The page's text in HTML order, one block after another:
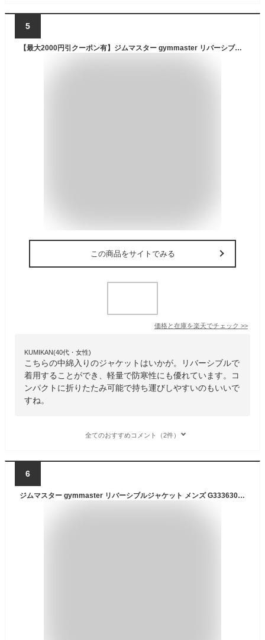
5
【最大2000円引クーポン有】ジムマスター gymmaster リバーシブルジャケット メンズ G333632 リバーシブルマウンテンキルトノーカラージャケット ダウン ジャンパー ウェア アウター トップス ウェア上着 長袖 中綿 防寒 キルティング アパレル 送料無料 あす楽 evid0
この商品をサイトでみる
価格と在庫を楽天でチェック >>
KUMIKAN(40代・女性)
こちらの中綿入りのジャケットはいかが。リバーシブルで
着用することができ、軽量で防寒性にも優れています。コ
ンパクトに折りたたみ可能で持ち運びしやすいのもいいで
すね。
全てのおすすめコメント（2件）
6
ジムマスター gymmaster リバーシブルジャケット メンズ G333630 リバーシブルマウンテンキルトフードジャケット ダウン パーカー ジャンパー ウェア アウター トップス ウェア上着 長袖 フード 中綿 防寒 キルティング アパレル 送料無料 あす楽 evid8